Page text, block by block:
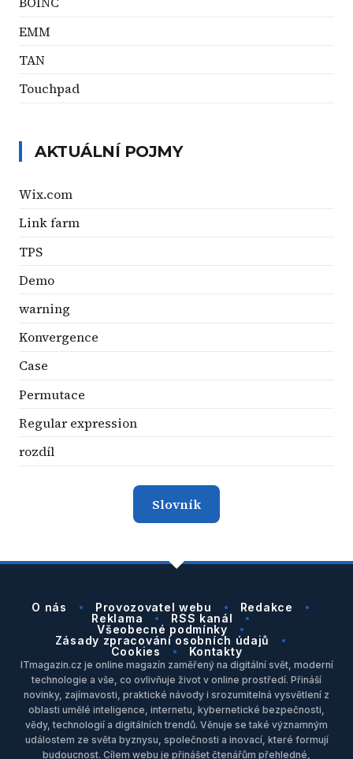
EMM
TAN
Touchpad
AKTUÁLNÍ POJMY
Wix.com
Link farm
TPS
Demo
warning
Konvergence
Case
Permutace
Regular expression
rozdíl
Slovník
O nás Provozovatel webu
Redakce
Reklama
RSS kanál
Všeobecné podmínky
Zásady zpracování osobních údajů
Cookies
Kontakty
ITmagazin.cz je online magazín zaměřený na digitální svět, moderní
technologie a vše, co ovlivňuje život v online prostředí. Přináší
novinky, zajímavosti, praktické návody i srozumitelná vysvětlení z
oblasti umělé inteligence, internetu, kybernetické bezpečnosti,
vědy, technologií a digitálních trendů. Věnuje se také významným
událostem ze světa byznysu, společnosti a inovací, které formují
budoucnost. Cílem webu je přinášet čtenářům přehledné,